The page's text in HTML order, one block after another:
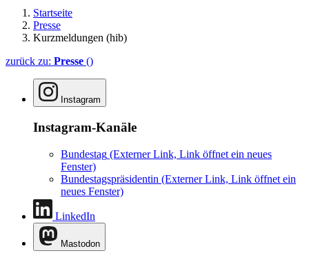
Startseite
Presse
Kurzmeldungen (hib)
zurück zu: Presse ()
Instagram
Instagram-Kanäle
Bundestag (Externer Link, Link öffnet ein neues
Fenster)
Bundestagspräsidentin (Externer Link, Link öffnet ein
neues Fenster)
LinkedIn
Mastodon